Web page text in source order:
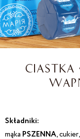
CIASTKA
Składniki:
mąka PSZENNA,